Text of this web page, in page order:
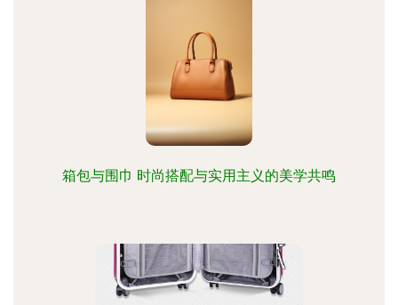
箱包与围巾 时尚搭配与实用主义的美学共鸣